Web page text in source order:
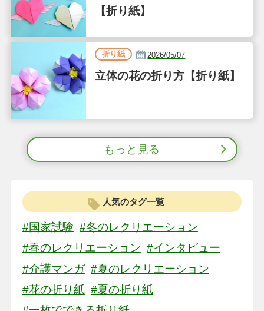
【折り紙】
折り紙 2026/05/07
立体の花の折り方【折り紙】
もっと見る
人気のタグ一覧
#国家試験 #冬のレクリエーション
#春のレクリエーション #インタビュー
#介護マンガ #夏のレクリエーション
#花の折り紙 #夏の折り紙